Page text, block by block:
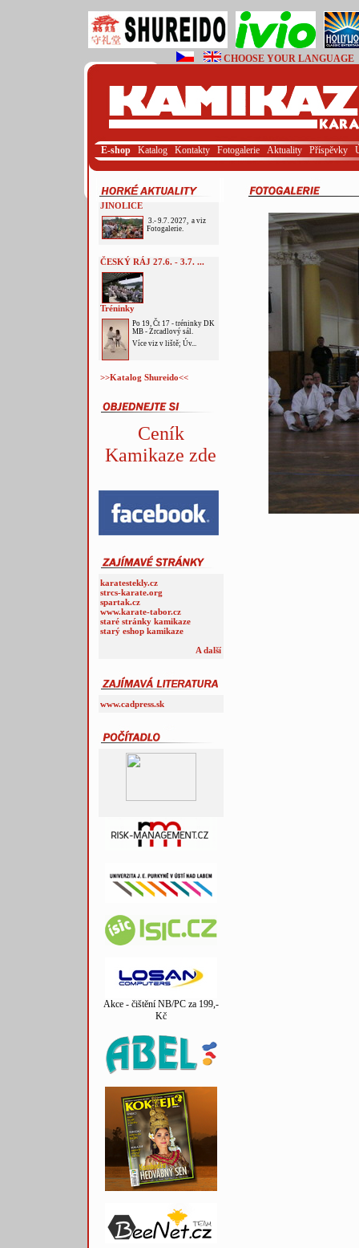
CHOOSE YOUR LANGUAGE
E-shop Katalog Kontakty Fotogalerie Aktuality Příspěvky
JINOLICE
3.- 9.7. 2027, a viz
Fotogalerie.
ČESKÝ RÁJ 27.6. - 3.7. ...
Tréninky
Po 19, Čt 17 - tréninky DK
MB - Zrcadlový sál.
Více viz v liště; Úv...
>>Katalog Shureido<<
Ceník
Kamikaze zde
karatestekly.cz
strcs-karate.org
spartak.cz
www.karate-tabor.cz
staré stránky kamikaze
starý eshop kamikaze
A další
www.cadpress.sk
Akce - čištění NB/PC za 199,-
Kč